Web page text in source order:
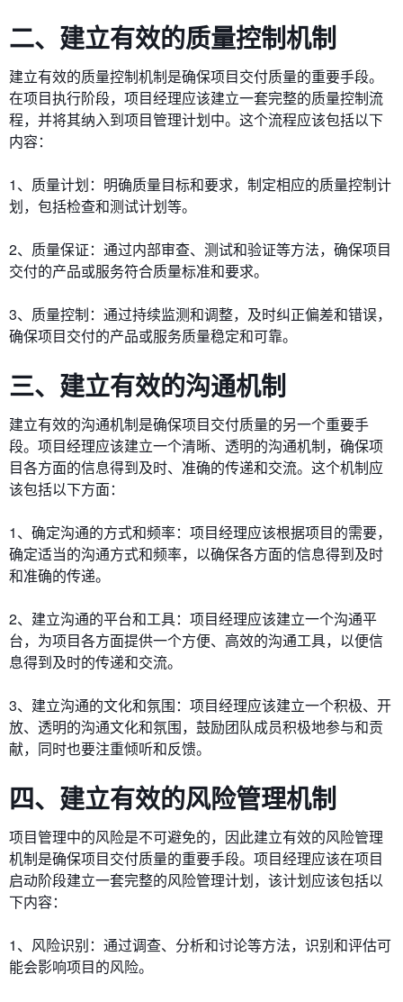
二、建立有效的质量控制机制
建立有效的质量控制机制是确保项目交付质量的重要手段。
在项目执行阶段，项目经理应该建立一套完整的质量控制流
程，并将其纳入到项目管理计划中。这个流程应该包括以下
内容：
1、质量计划：明确质量目标和要求，制定相应的质量控制计
划，包括检查和测试计划等。
2、质量保证：通过内部审查、测试和验证等方法，确保项目
交付的产品或服务符合质量标准和要求。
3、质量控制：通过持续监测和调整，及时纠正偏差和错误，
确保项目交付的产品或服务质量稳定和可靠。
三、建立有效的沟通机制
建立有效的沟通机制是确保项目交付质量的另一个重要手
段。项目经理应该建立一个清晰、透明的沟通机制，确保项
目各方面的信息得到及时、准确的传递和交流。这个机制应
该包括以下方面：
1、确定沟通的方式和频率：项目经理应该根据项目的需要，
确定适当的沟通方式和频率，以确保各方面的信息得到及时
和准确的传递。
2、建立沟通的平台和工具：项目经理应该建立一个沟通平
台，为项目各方面提供一个方便、高效的沟通工具，以便信
息得到及时的传递和交流。
3、建立沟通的文化和氛围：项目经理应该建立一个积极、开
放、透明的沟通文化和氛围，鼓励团队成员积极地参与和贡
献，同时也要注重倾听和反馈。
四、建立有效的风险管理机制
项目管理中的风险是不可避免的，因此建立有效的风险管理
机制是确保项目交付质量的重要手段。项目经理应该在项目
启动阶段建立一套完整的风险管理计划，该计划应该包括以
下内容：
1、风险识别：通过调查、分析和讨论等方法，识别和评估可
能会影响项目的风险。